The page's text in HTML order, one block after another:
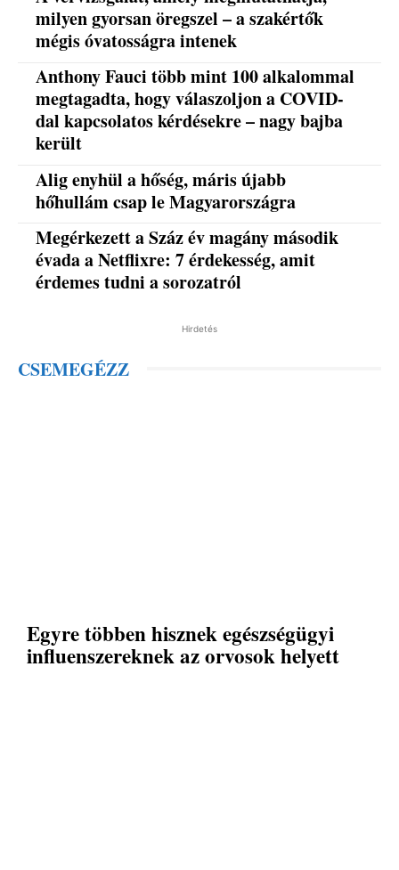
milyen gyorsan öregszel – a szakértők
mégis óvatosságra intenek
Anthony Fauci több mint 100 alkalommal
megtagadta, hogy válaszoljon a COVID-
dal kapcsolatos kérdésekre – nagy bajba
került
Alig enyhül a hőség, máris újabb
hőhullám csap le Magyarországra
Megérkezett a Száz év magány második
évada a Netflixre: 7 érdekesség, amit
érdemes tudni a sorozatról
Hirdetés
CSEMEGÉZZ
Egyre többen hisznek egészségügyi
influenszereknek az orvosok helyett